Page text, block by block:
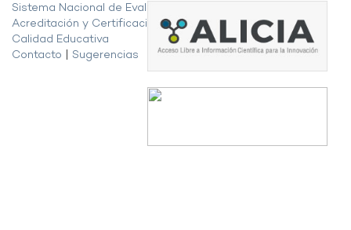
Sistema Nacional de Evaluación,
Acreditación y Certificación de la
Calidad Educativa
Contacto
Sugerencias